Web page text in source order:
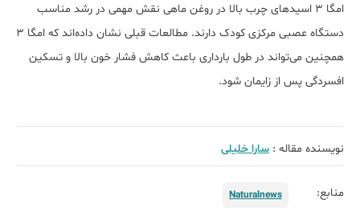
امگا‌ 3 اسیدهای چرب بالا در روغن ماهی نقش مهمی در رشد مناسب
دستگاه عصبی مرکزی کودک دارند. مطالعات قبلی نشان داده‌اند که امگا‌ 3
همچنین می‌تواند در طول بارداری باعث کاهش فشار خون بالا و تسکین
افسردگی پس از زایمان شود.
نویسنده مقاله : سارا خلیلی
منابع: Naturalnews